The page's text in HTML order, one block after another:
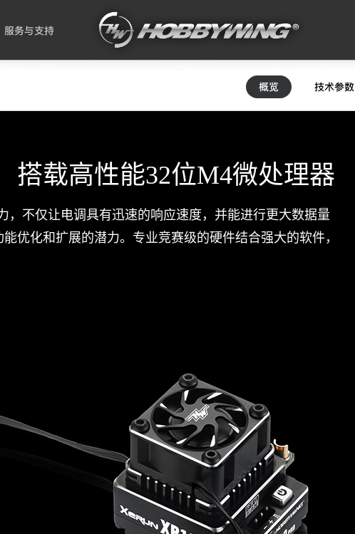
服务与支持
概览 技术参数
搭载高性能32位M4微处理器
，不仅让电调具有迅速的响应速度，并能进行更大数据量
优化和扩展的潜力。专业竞赛级的硬件结合强大的软件，